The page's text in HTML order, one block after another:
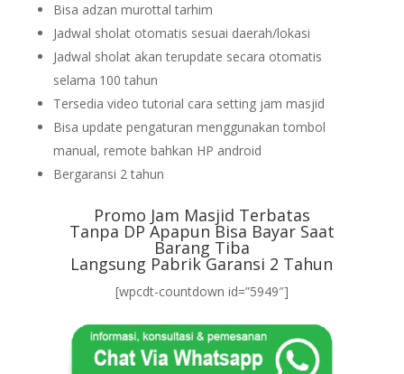
Bisa adzan murottal tarhim
Jadwal sholat otomatis sesuai daerah/lokasi
Jadwal sholat akan terupdate secara otomatis
selama 100 tahun
Tersedia video tutorial cara setting jam masjid
Bisa update pengaturan menggunakan tombol
manual, remote bahkan HP android
Bergaransi 2 tahun
Promo Jam Masjid Terbatas
Tanpa DP Apapun Bisa Bayar Saat
Barang Tiba
Langsung Pabrik Garansi 2 Tahun
[wpcdt-countdown id=”5949″]